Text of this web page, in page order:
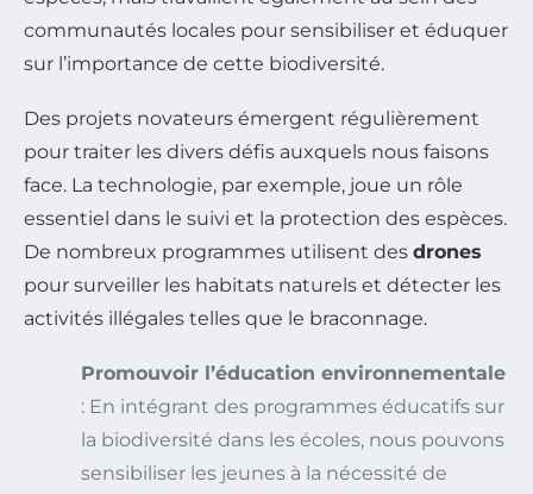
communautés locales pour sensibiliser et éduquer
sur l’importance de cette biodiversité.
Des projets novateurs émergent régulièrement
pour traiter les divers défis auxquels nous faisons
face. La technologie, par exemple, joue un rôle
essentiel dans le suivi et la protection des espèces.
De nombreux programmes utilisent des drones
pour surveiller les habitats naturels et détecter les
activités illégales telles que le braconnage.
Promouvoir l’éducation environnementale
: En intégrant des programmes éducatifs sur
la biodiversité dans les écoles, nous pouvons
sensibiliser les jeunes à la nécessité de